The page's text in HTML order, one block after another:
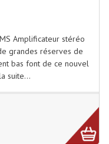
Amplificateur stéréo
grandes réserves de
bas font de ce nouvel
suite...